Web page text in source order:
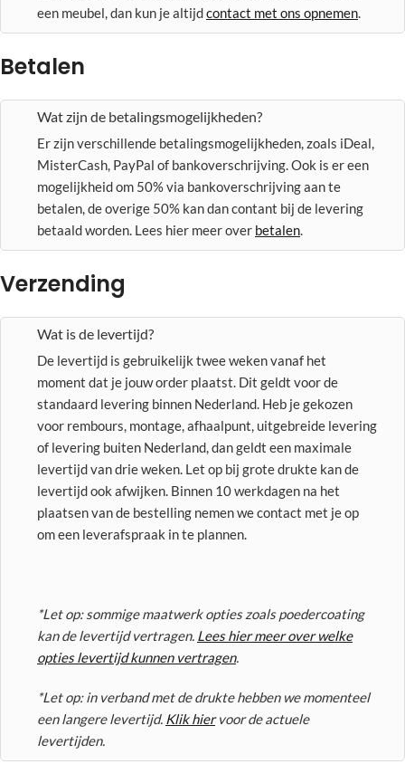
een meubel, dan kun je altijdcontact met ons opnemen.
Betalen
Wat zijn de betalingsmogelijkheden?
Er zijn verschillende betalingsmogelijkheden, zoals iDeal,
MisterCash, PayPal of bankoverschrijving. Ook is er een
mogelijkheid om 50% via bankoverschrijving aan te
betalen, de overige 50% kan dan contant bij de levering
betaald worden. Lees hier meer over betalen.
Verzending
Wat is de levertijd?
De levertijd is gebruikelijk twee weken vanaf het
moment dat je jouw order plaatst. Dit geldt voor de
standaard levering binnen Nederland. Heb je gekozen
voor rembours, montage, afhaalpunt, uitgebreide levering
of levering buiten Nederland, dan geldt een maximale
levertijd van drie weken. Let op bij grote drukte kan de
levertijd ook afwijken. Binnen 10 werkdagen na het
plaatsen van de bestelling nemen we contact met je op
om een leverafspraak in te plannen.
*Let op: sommige maatwerk opties zoals poedercoating
kan de levertijd vertragen. Lees hier meer over welke
opties levertijd kunnen vertragen.
*Let op: in verband met de drukte hebben we momenteel
een langere levertijd. Klik hiervoor de actuele
levertijden.